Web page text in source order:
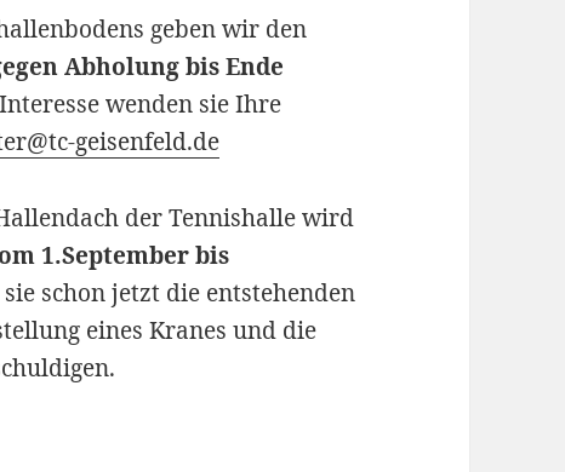
geben wir den
Abholung bis Ende
wenden sie Ihre
geisenfeld.de
der Tennishalle wird
1.September bis
schon jetzt die entstehenden
eines Kranes und die